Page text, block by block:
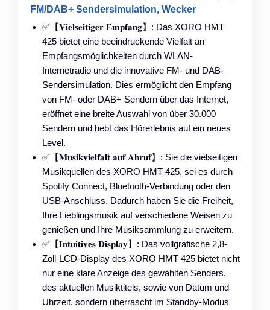
FM/DAB+ Sendersimulation, Wecker
✅【𝐕𝐢𝐞𝐥𝐬𝐞𝐢𝐭𝐢𝐠𝐞𝐫 𝐄𝐦𝐩𝐟𝐚𝐧𝐠】: Das XORO HMT
425 bietet eine beeindruckende Vielfalt an
Empfangsmöglichkeiten durch WLAN-
Internetradio und die innovative FM- und DAB-
Sendersimulation. Dies ermöglicht den Empfang
von FM- oder DAB+ Sendern über das Internet,
eröffnet eine breite Auswahl von über 30.000
Sendern und hebt das Hörerlebnis auf ein neues
Level.
✅【𝐌𝐮𝐬𝐢𝐤𝐯𝐢𝐞𝐥𝐟𝐚𝐥𝐭 𝐚𝐮𝐟 𝐀𝐛𝐫𝐮𝐟】: Sie die vielseitigen
Musikquellen des XORO HMT 425, sei es durch
Spotify Connect, Bluetooth-Verbindung oder den
USB-Anschluss. Dadurch haben Sie die Freiheit,
Ihre Lieblingsmusik auf verschiedene Weisen zu
genießen und Ihre Musiksammlung zu erweitern.
✅【𝐈𝐧𝐭𝐮𝐢𝐭𝐢𝐯𝐞𝐬 𝐃𝐢𝐬𝐩𝐥𝐚𝐲】: Das vollgrafische 2,8-
Zoll-LCD-Display des XORO HMT 425 bietet nicht
nur eine klare Anzeige des gewählten Senders,
des aktuellen Musiktitels, sowie von Datum und
Uhrzeit, sondern überrascht im Standby-Modus